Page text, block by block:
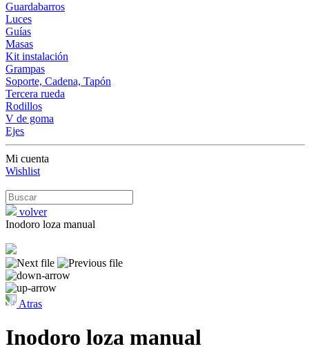
Guardabarros
Luces
Guías
Masas
Kit instalación
Grampas
Soporte, Cadena, Tapón
Tercera rueda
Rodillos
V de goma
Ejes
Mi cuenta
Wishlist
volver
Inodoro loza manual
Atras
Inodoro loza manual